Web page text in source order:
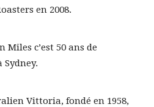
en 2008.
Miles c’est 50 ans de
Vittoria, fondé en 1958,